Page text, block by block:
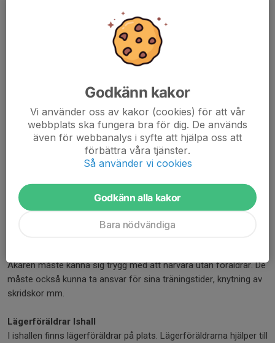
Lägeravgiften återbetalas endast vid skada eller sjukdom mot
uppvisande av läkarintyg. Skada/sjukdom ska ha uppstått innan
varje periodsstart och intyget ska vara lägerkommitten tillhanda
två dagar innan period start.
Om lägret avbryts pga. sjukdom/skada eller annat efter
Vid inställt läger eller om plats ej kan erbjudas återbetalas hel
lägeravgift samt anmälningsavgift.
Vi uppmanar åkarna att se över hemförsäkringens regler!
konståkningsklubb tar inget ansvar för skada eller förlust av
egendom som drabbar deltagarna under lägret. Varje deltagare
ansvarar själv för att ha fullgott försäkringsskydd
Åkaren måste känna sig trygg med att närvara utan föräldrar. De
måste också kunna ta ansvar för sina träningstider, knytning av
skridskor mm.
Lägerföräldrar Ishall
I ishallen finns lägerföräldrar på plats. Lägerföräldrarna hjälper till
Godkänn kakor
Vi använder oss av kakor (cookies) för att vår
webbplats ska fungera bra för dig. De används
även för webbanalys i syfte att hjälpa oss att
förbättra våra tjänster.
Så använder vi cookies
Godkänn alla kakor
Bara nödvändiga